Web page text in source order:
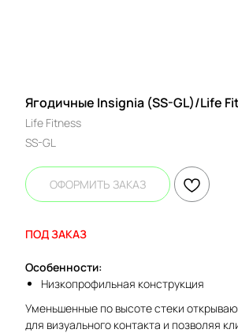
Ягодичные Insignia (SS-GL)/Life
Life Fitness
SS-GL
ОФОРМИТЬ ЗАКАЗ
ПОД ЗАКАЗ
Особенности:
Низкопрофильная конструкция
Уменьшенные по высоте стеки
для визуального контакта и позволяя